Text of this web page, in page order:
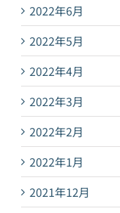
2022年6月
2022年5月
2022年4月
2022年3月
2022年2月
2022年1月
2021年12月